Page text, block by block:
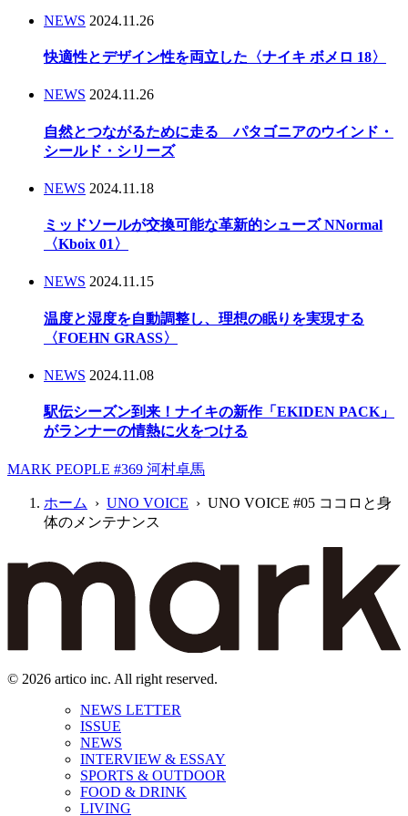
NEWS 2024.11.26
快適性とデザイン性を両立した〈ナイキ ボメロ 18〉
NEWS 2024.11.26
自然とつながるために走る パタゴニアのウインド・
シールド・シリーズ
NEWS 2024.11.18
ミッドソールが交換可能な革新的シューズ NNormal
〈Kboix 01〉
NEWS 2024.11.15
温度と湿度を自動調整し、理想の眠りを実現する
〈FOEHN GRASS〉
NEWS 2024.11.08
駅伝シーズン到来！ナイキの新作「EKIDEN PACK」
がランナーの情熱に火をつける
MARK PEOPLE #369 河村卓馬
ホーム › UNO VOICE › UNO VOICE #05 ココロと身
体のメンテナンス
© 2026 artico inc. All right reserved.
NEWS LETTER
ISSUE
NEWS
INTERVIEW & ESSAY
SPORTS & OUTDOOR
FOOD & DRINK
LIVING